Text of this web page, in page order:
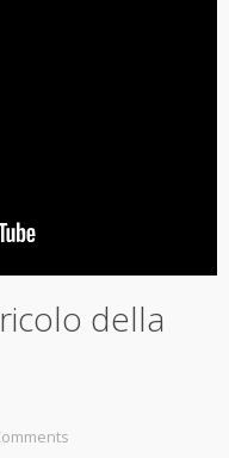
della